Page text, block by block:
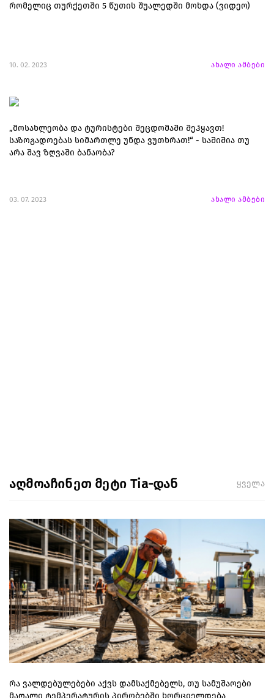
რომელიც თურქეთში 5 წუთის შუალედში მოხდა (ვიდეო)
10. 02. 2023 ახალი ამბები
„მოსახლეობა და ტურისტები შეცდომაში შეჰყავთ!
საზოგადოებას სიმართლე უნდა ვუთხრათ!“ - საშიშია თუ
არა შავ ზღვაში ბანაობა?
03. 07. 2023 ახალი ამბები
აღმოაჩინეთ მეტი Tia-დან ყველა
რა ვალდებულებები აქვს დამსაქმებელს, თუ სამუშაოები
მაღალი ტემპერატურის პირობებში ხორციელდება